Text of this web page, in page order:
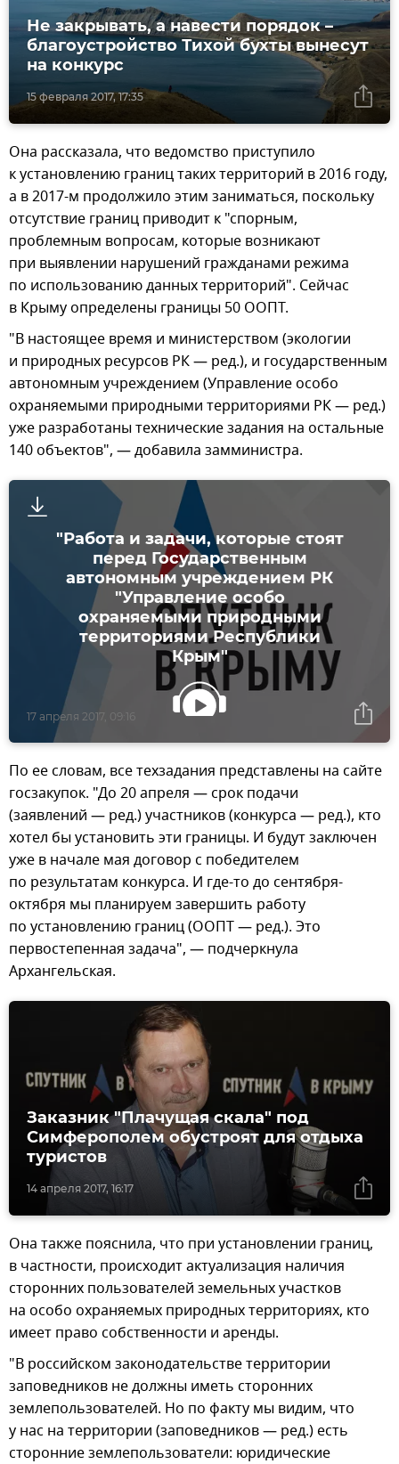
15 февраля 2017, 17:35
Не закрывать, а навести порядок –
благоустройство Тихой бухты вынесут
на конкурс
Она рассказала, что ведомство приступило
к установлению границ таких территорий в 2016 году,
а в 2017-м продолжило этим заниматься, поскольку
отсутствие границ приводит к "спорным,
проблемным вопросам, которые возникают
при выявлении нарушений гражданами режима
по использованию данных территорий". Сейчас
в Крыму определены границы 50 ООПТ.
"В настоящее время и министерством (экологии
и природных ресурсов РК — ред.), и государственным
автономным учреждением (Управление особо
охраняемыми природными территориями РК — ред.)
уже разработаны технические задания на остальные
140 объектов", — добавила замминистра.
"Работа и задачи, которые стоят
перед Государственным
автономным учреждением РК
"Управление особо
охраняемыми природными
территориями Республики
Крым"
17 апреля 2017, 09:16
По ее словам, все техзадания представлены на сайте
госзакупок. "До 20 апреля — срок подачи
(заявлений — ред.) участников (конкурса — ред.), кто
хотел бы установить эти границы. И будут заключен
уже в начале мая договор с победителем
по результатам конкурса. И где-то до сентября-
октября мы планируем завершить работу
по установлению границ (ООПТ — ред.). Это
первостепенная задача", — подчеркнула
Архангельская.
14 апреля 2017, 16:17
Заказник "Плачущая скала" под
Симферополем обустроят для отдыха
туристов
Она также пояснила, что при установлении границ,
в частности, происходит актуализация наличия
сторонних пользователей земельных участков
на особо охраняемых природных территориях, кто
имеет право собственности и аренды.
"В российском законодательстве территории
заповедников не должны иметь сторонних
землепользователей. Но по факту мы видим, что
у нас на территории (заповедников — ред.) есть
сторонние землепользователи: юридические